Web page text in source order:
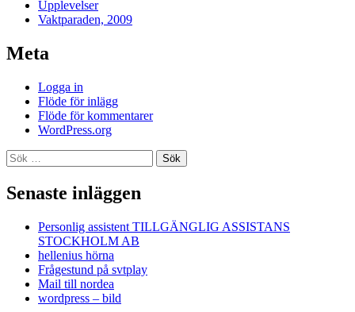
Upplevelser
Vaktparaden, 2009
Meta
Logga in
Flöde för inlägg
Flöde för kommentarer
WordPress.org
Sök
efter:
Senaste inläggen
Personlig assistent TILLGÄNGLIG ASSISTANS
STOCKHOLM AB
hellenius hörna
Frågestund på svtplay
Mail till nordea
wordpress – bild